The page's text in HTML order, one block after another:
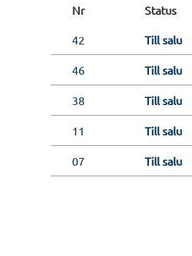
Nr Status
42 Till salu
46 Till salu
38 Till salu
11 Till salu
07 Till salu